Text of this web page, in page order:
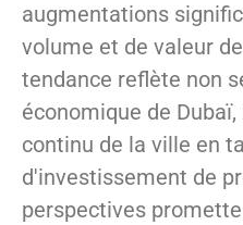
augmentations
volume et de valeur
tendance reflète non
économique de
continu de la ville en
d'investissement de
perspectives